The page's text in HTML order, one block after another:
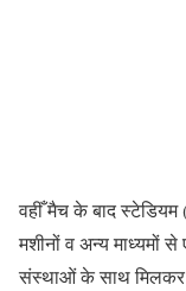
वहीँ मैच के बाद
मशीनों व अन्य माध्यमों
संस्थाओं के साथ